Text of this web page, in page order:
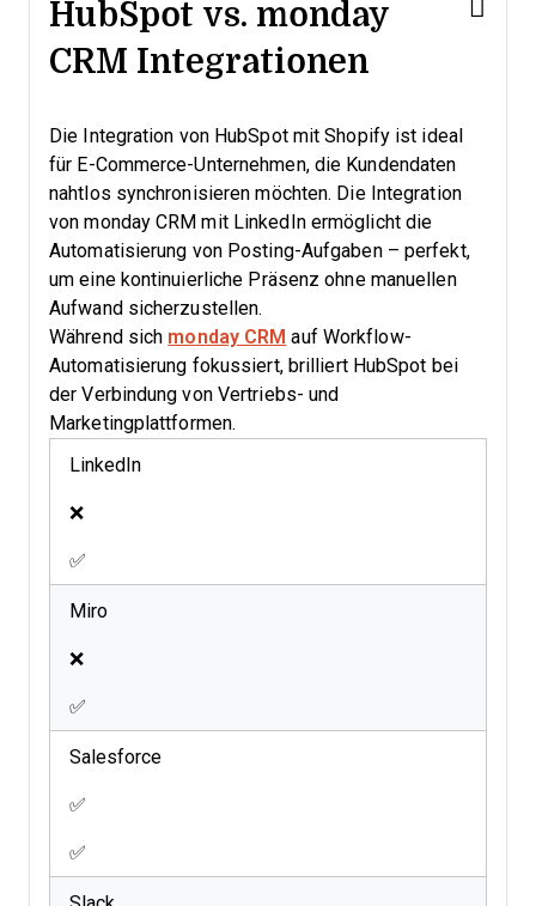
HubSpot vs. monday
CRM Integrationen
Die Integration von HubSpot mit Shopify ist ideal
für E-Commerce-Unternehmen, die Kundendaten
nahtlos synchronisieren möchten. Die Integration
von monday CRM mit LinkedIn ermöglicht die
Automatisierung von Posting-Aufgaben – perfekt,
um eine kontinuierliche Präsenz ohne manuellen
Aufwand sicherzustellen.
Während sich monday CRM auf Workflow-
Automatisierung fokussiert, brilliert HubSpot bei
der Verbindung von Vertriebs- und
Marketingplattformen.
LinkedIn
❌
✅
Miro
❌
✅
Salesforce
✅
✅